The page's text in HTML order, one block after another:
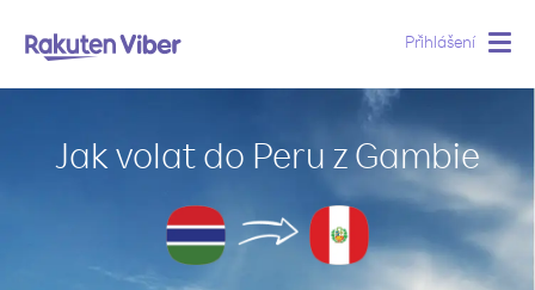
Přihlášení
Jak volat do Peru z Gambie